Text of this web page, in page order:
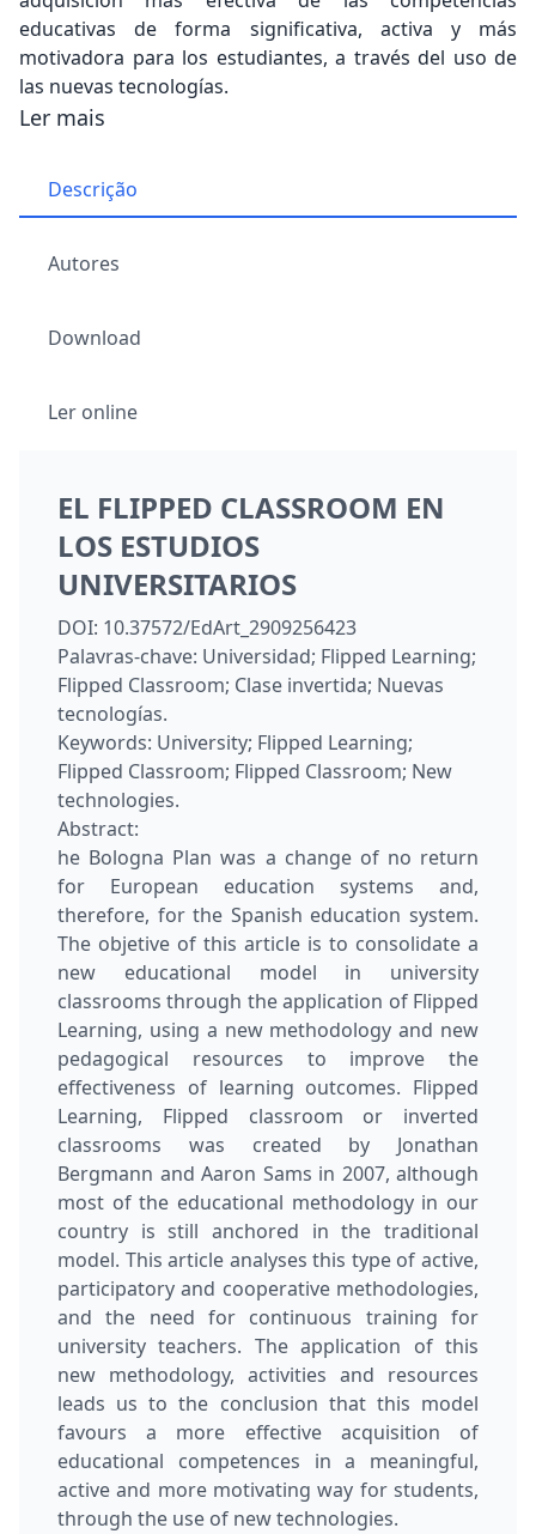
educativas de forma significativa, activa y más
motivadora para los estudiantes, a través del uso de
las nuevas tecnologías.
Ler mais
Descrição
Autores
Download
Ler online
EL FLIPPED CLASSROOM EN
LOS ESTUDIOS
UNIVERSITARIOS
DOI: 10.37572/EdArt_2909256423
Palavras-chave: Universidad; Flipped Learning;
Flipped Classroom; Clase invertida; Nuevas
tecnologías.
Keywords: University; Flipped Learning;
Flipped Classroom; Flipped Classroom; New
technologies.
Abstract:
he Bologna Plan was a change of no return
for European education systems and,
therefore, for the Spanish education system.
The objetive of this article is to consolidate a
new educational model in university
classrooms through the application of Flipped
Learning, using a new methodology and new
pedagogical resources to improve the
effectiveness of learning outcomes. Flipped
Learning, Flipped classroom or inverted
classrooms was created by Jonathan
Bergmann and Aaron Sams in 2007, although
most of the educational methodology in our
country is still anchored in the traditional
model. This article analyses this type of active,
participatory and cooperative methodologies,
and the need for continuous training for
university teachers. The application of this
new methodology, activities and resources
leads us to the conclusion that this model
favours a more effective acquisition of
educational competences in a meaningful,
active and more motivating way for students,
through the use of new technologies.